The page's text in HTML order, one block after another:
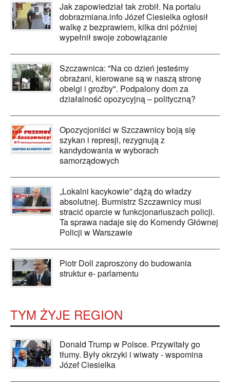
Jak zapowiedział tak zrobił. Na portalu
dobrazmiana.info Józef Ciesielka ogłosił
walkę z bezprawiem, kilka dni później
wypełnił swoje zobowiązanie
Szczawnica: "Na co dzień jesteśmy
obrażani, kierowane są w naszą stronę
obelgi i groźby". Podpalony dom za
działalność opozycyjną – polityczną?
Opozycjoniści w Szczawnicy boją się
szykan i represji, rezygnują z
kandydowania w wyborach
samorządowych
„Lokalni kacykowie” dążą do władzy
absolutnej. Burmistrz Szczawnicy musi
stracić oparcie w funkcjonariuszach policji.
Ta sprawa nadaje się do Komendy Głównej
Policji w Warszawie
Piotr Doll zaproszony do budowania
struktur e- parlamentu
TYM ŻYJE REGION
Donald Trump w Polsce. Przywitały go
tłumy. Były okrzyki i wiwaty - wspomina
Józef Ciesielka